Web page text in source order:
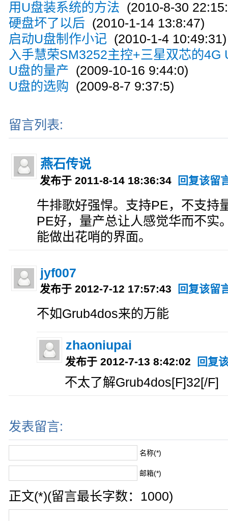
用U盘装系统的方法 (2010-8-30
硬盘坏了以后 (2010-1-14 13:8:47)
启动U盘制作小记 (2010-1-4 10:49:31)
入手慧荣SM3252主控+三星双芯的4G
U盘的量产 (2009-10-16 9:44:0)
U盘的选购 (2009-8-7 9:37:5)
留言列表:
燕石传说
发布于 2011-8-14 18:36:34 回复该留
牛排歌好强悍。支持PE，不支持
PE好，量产总让人感觉华而不实
能做出花哨的界面。
jyf007
发布于 2012-7-12 17:57:43 回复该留
不如Grub4dos来的万能
zhaoniupai
发布于 2012-7-13 8:42:02 回复
不太了解Grub4dos[F]32[/F]
发表留言:
名称(*)
邮箱(*)
正文(*)(留言最长字数：1000)